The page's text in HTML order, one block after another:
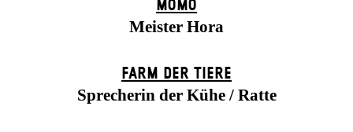
MOMO
Meister Hora
FARM DER TIERE
Sprecherin der Kühe / Ratte